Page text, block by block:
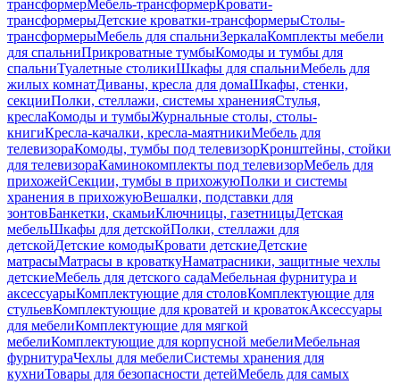
трансформерМебель-трансформерКровати-
трансформерыДетские кроватки-трансформерыСтолы-
трансформерыМебель для спальниЗеркалаКомплекты мебели
для спальниПрикроватные тумбыКомоды и тумбы для
спальниТуалетные столикиШкафы для спальниМебель для
жилых комнатДиваны, кресла для домаШкафы, стенки,
секцииПолки, стеллажи, системы храненияСтулья,
креслаКомоды и тумбыЖурнальные столы, столы-
книгиКресла-качалки, кресла-маятникиМебель для
телевизораКомоды, тумбы под телевизорКронштейны, стойки
для телевизораКаминокомплекты под телевизорМебель для
прихожейСекции, тумбы в прихожуюПолки и системы
хранения в прихожуюВешалки, подставки для
зонтовБанкетки, скамьиКлючницы, газетницыДетская
мебельШкафы для детскойПолки, стеллажи для
детскойДетские комодыКровати детскиеДетские
матрасыМатрасы в кроваткуНаматрасники, защитные чехлы
детскиеМебель для детского садаМебельная фурнитура и
аксессуарыКомплектующие для столовКомплектующие для
стульевКомплектующие для кроватей и кроватокАксессуары
для мебелиКомплектующие для мягкой
мебелиКомплектующие для корпусной мебелиМебельная
фурнитураЧехлы для мебелиСистемы хранения для
кухниТовары для безопасности детейМебель для самых